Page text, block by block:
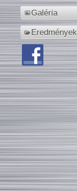
Galéria
Eredmények